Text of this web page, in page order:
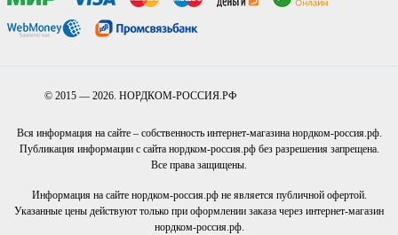
© 2015 — 2026. НОРДКОМ-РОССИЯ.РФ
Вся информация на сайте – собственность интернет-магазина нордком-россия.рф.
Публикация информации с сайта нордком-россия.рф без разрешения запрещена.
Все права защищены.
Информация на сайте нордком-россия.рф не является публичной офертой.
Указанные цены действуют только при оформлении заказа через интернет-магазин
нордком-россия.рф.